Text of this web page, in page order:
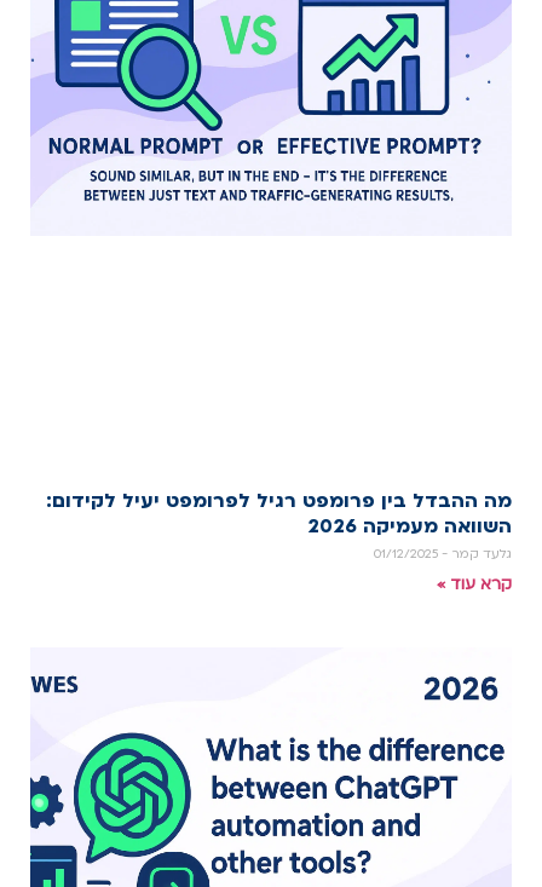
מה ההבדל בין פרומפט רגיל לפרומפט יעיל לקידום:
השוואה מעמיקה 2026
גלעד קמר
קרא עוד »